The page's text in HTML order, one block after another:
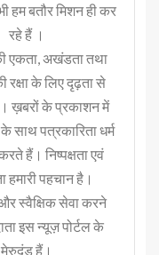
हम बतौर मिशन ही कर
रहे हैं ।
एकता, अखंडता तथा
रक्षा के लिए दृढ़ता से
ख़बरों के प्रकाशन में
के साथ पत्रकारिता धर्म
हैं। निष्पक्षता एवं
हमारी पहचान है।
स्वैक्षिक सेवा करने
इस न्यूज़ पोर्टल के
मेरुदंड हैं।